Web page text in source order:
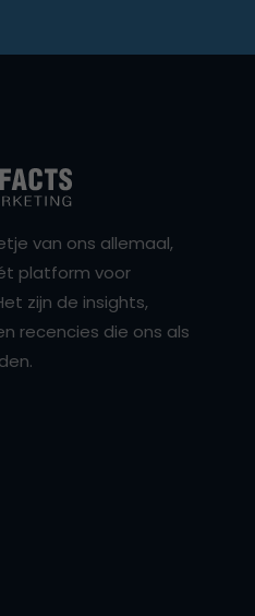
van ons allemaal,
platform voor
zijn de insights,
recencies die ons als